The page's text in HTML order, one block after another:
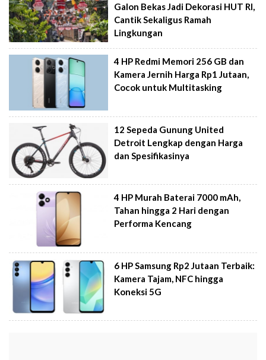
Galon Bekas Jadi Dekorasi HUT RI,
Cantik Sekaligus Ramah
Lingkungan
4 HP Redmi Memori 256 GB dan
Kamera Jernih Harga Rp1 Jutaan,
Cocok untuk Multitasking
12 Sepeda Gunung United
Detroit Lengkap dengan Harga
dan Spesifikasinya
4 HP Murah Baterai 7000 mAh,
Tahan hingga 2 Hari dengan
Performa Kencang
6 HP Samsung Rp2 Jutaan Terbaik:
Kamera Tajam, NFC hingga
Koneksi 5G